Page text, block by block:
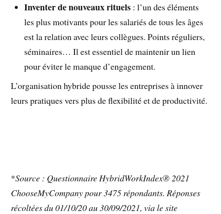
Inventer de nouveaux rituels : l’un des éléments
les plus motivants pour les salariés de tous les âges
est la relation avec leurs collègues. Points réguliers,
séminaires… Il est essentiel de maintenir un lien
pour éviter le manque d’engagement.
L’organisation hybride pousse les entreprises à innover
leurs pratiques vers plus de flexibilité et de productivité.
*Source : Questionnaire HybridWorkIndex® 2021
ChooseMyCompany pour 3475 répondants. Réponses
récoltées du 01/10/20 au 30/09/2021, via le site